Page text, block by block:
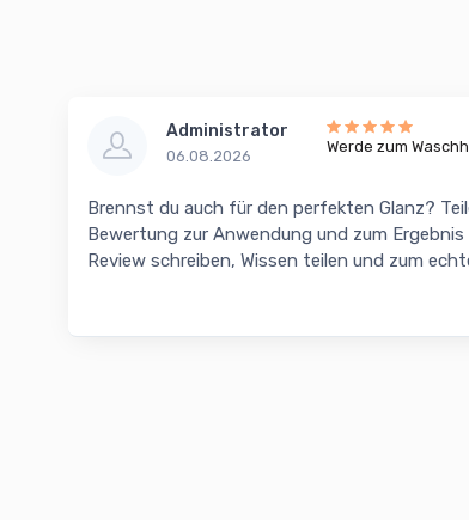
Administrator
06.08.2026
Werde zum
Brennst du auch für den perfekten Glanz?
Bewertung zur Anwendung und zum
Review schreiben, Wissen teilen und zum